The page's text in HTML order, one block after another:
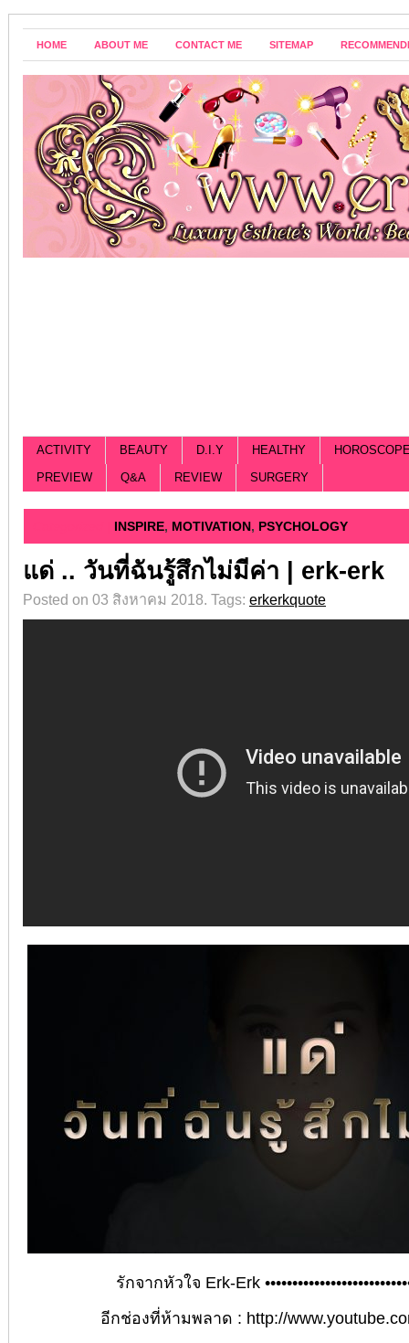
HOME ABOUT ME CONTACT ME SITEMAP
ACTIVITY BEAUTY D.I.Y HEALTHY
PREVIEW
Q&A REVIEW SURGERY
INSPIRE, MOTIVATION, PSYCHOLOGY
แด่ .. วันที่ฉันรู้สึกไม่มีค่า | erk-erk
Posted on 03 สิงหาคม 2018. Tags: erkerkquote
รักจากหัวใจ Erk-Erk
อีกช่องที่ห้ามพลาด : http://